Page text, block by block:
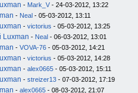
- Mark_V - 24-03-2012, 13:22
- Neal - 05-03-2012, 13:11
- victorius - 05-03-2012, 13:25
Luxman - Neal - 06-03-2012, 13:01
- VOVA-76 - 05-03-2012, 14:21
- victorius - 05-03-2012, 14:28
- alex0665 - 05-03-2012, 15:11
- streizer13 - 07-03-2012, 17:19
- alex0665 - 08-03-2012, 21:07